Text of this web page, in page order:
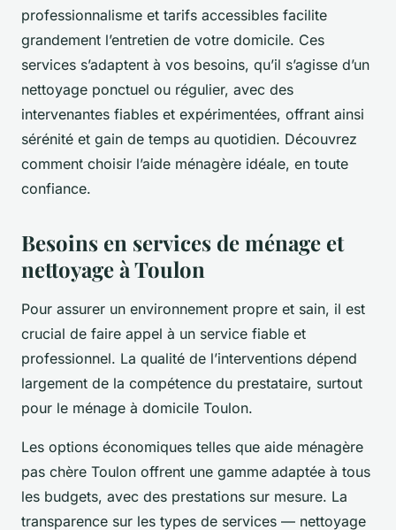
professionnalisme et tarifs accessibles facilite
grandement l’entretien de votre domicile. Ces
services s’adaptent à vos besoins, qu’il s’agisse d’un
nettoyage ponctuel ou régulier, avec des
intervenantes fiables et expérimentées, offrant ainsi
sérénité et gain de temps au quotidien. Découvrez
comment choisir l’aide ménagère idéale, en toute
confiance.
Besoins en services de ménage et
nettoyage à Toulon
Pour assurer un environnement propre et sain, il est
crucial de faire appel à un service fiable et
professionnel. La qualité de l’interventions dépend
largement de la compétence du prestataire, surtout
pour le ménage à domicile Toulon.
Les options économiques telles que aide ménagère
pas chère Toulon offrent une gamme adaptée à tous
les budgets, avec des prestations sur mesure. La
transparence sur les types de services — nettoyage